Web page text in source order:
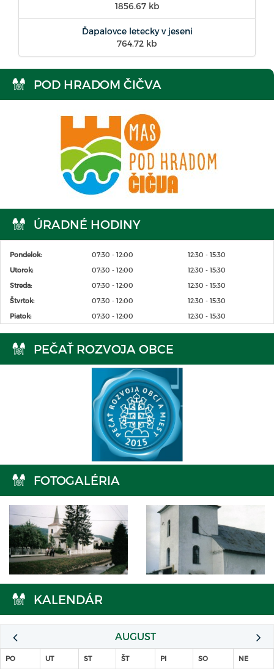
1856.67 kb
Ďapalovce letecky v jeseni
764.72 kb
POD HRADOM ČIČVA
ÚRADNÉ HODINY
Pondelok: 07:30 - 12:00
12:30 - 15:30
Utorok:
07:30 - 12:00
12:30 - 15:30
Streda:
07:30 - 12:00
12:30 - 15:30
Štvrtok:
07:30 - 12:00
12:30 - 15:30
Piatok:
07:30 - 12:00 12:30 - 15:30
PEČAŤ ROZVOJA OBCE
FOTOGALÉRIA
KALENDÁR
AUGUST
PO UT ST ŠT PI SO NE